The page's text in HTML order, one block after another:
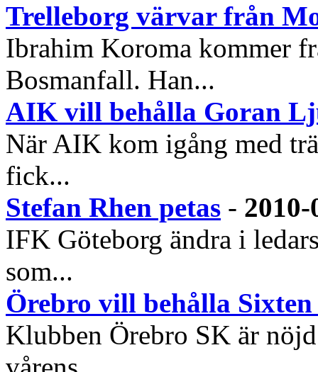
Trelleborg värvar från
Ibrahim Koroma kommer
Bosmanfall. Han...
AIK vill behålla Goran
När AIK kom igång med
fick...
Stefan Rhen petas -
IFK Göteborg ändra i
som...
Örebro vill behålla
Klubben Örebro SK är